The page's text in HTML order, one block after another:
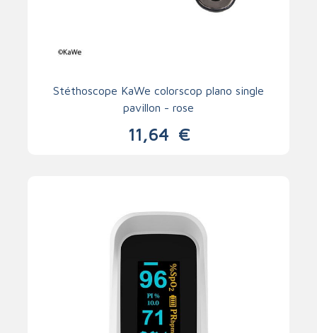
Stéthoscope KaWe colorscop plano single
pavillon - rose
11,64 €